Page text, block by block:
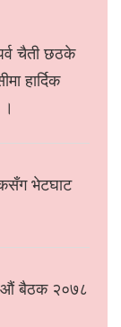
चैती छठके
हार्दिक
भेटघाट
औं बैठक २०७८